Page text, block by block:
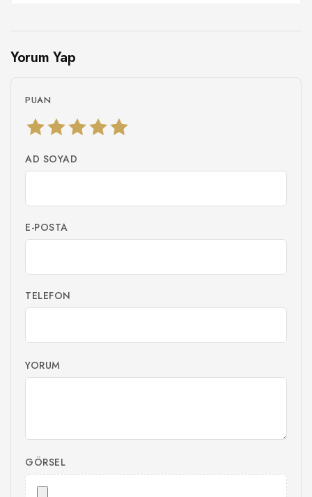
Yorum Yap
PUAN
AD SOYAD
E-POSTA
TELEFON
YORUM
GÖRSEL